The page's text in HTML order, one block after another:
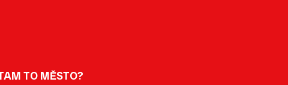
TO MĚSTO?